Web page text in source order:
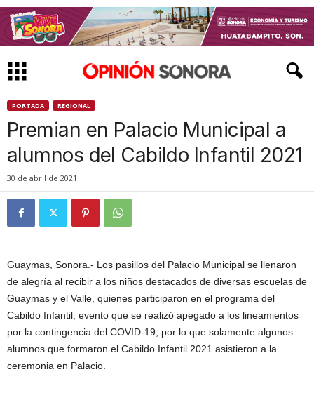
PORTADA REGIONAL
Premian en Palacio Municipal a
alumnos del Cabildo Infantil 2021
30 de abril de 2021
Guaymas, Sonora.- Los pasillos del Palacio Municipal se llenaron
de alegría al recibir a los niños destacados de diversas escuelas de
Guaymas y el Valle, quienes participaron en el programa del
Cabildo Infantil, evento que se realizó apegado a los lineamientos
por la contingencia del COVID-19, por lo que solamente algunos
alumnos que formaron el Cabildo Infantil 2021 asistieron a la
ceremonia en Palacio.